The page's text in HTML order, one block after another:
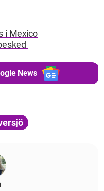
i Mexico
News